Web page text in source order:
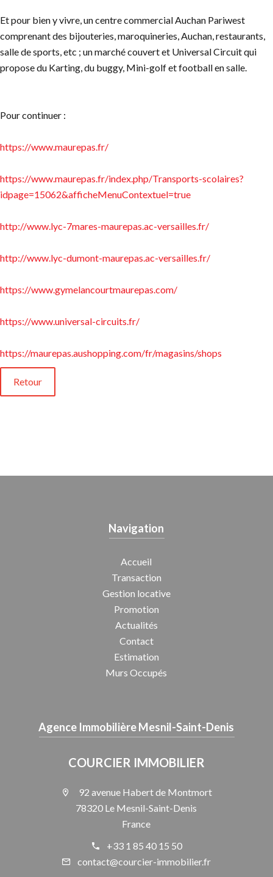
Et pour bien y vivre, un centre commercial Auchan Pariwest
comprenant des bijouteries, maroquineries, Auchan, restaurants,
salle de sports, etc ; un marché couvert et Universal Circuit qui
propose du Karting, du buggy, Mini-golf et football en salle.
Pour continuer :
https://www.maurepas.fr/
https://www.maurepas.fr/index.php/Transports-scolaires?
idpage=15062&afficheMenuContextuel=true
http://www.lyc-7mares-maurepas.ac-versailles.fr/
http://www.lyc-dumont-maurepas.ac-versailles.fr/
https://www.gymelancourtmaurepas.com/
https://www.universal-circuits.fr/
https://maurepas.aushopping.com/fr/magasins/shops
Retour
Navigation
Accueil
Transaction
Gestion locative
Promotion
Actualités
Contact
Estimation
Murs Occupés
Agence Immobilière Mesnil-Saint-Denis
COURCIER IMMOBILIER
92 avenue Habert de Montmort
78320 Le Mesnil-Saint-Denis
France
+33 1 85 40 15 50
contact@courcier-immobilier.fr